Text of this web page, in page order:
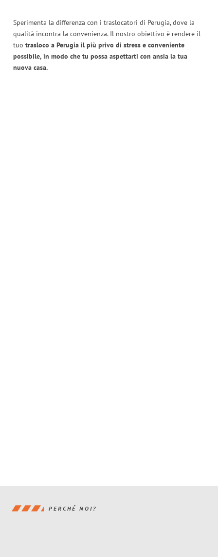
Sperimenta la differenza con i traslocatori di Perugia, dove la
qualità incontra la convenienza. Il nostro obiettivo è rendere il
tuo trasloco a Perugia il più privo di stress e conveniente
possibile, in modo che tu possa aspettarti con ansia la tua
nuova casa.
PERCHÉ NOI?